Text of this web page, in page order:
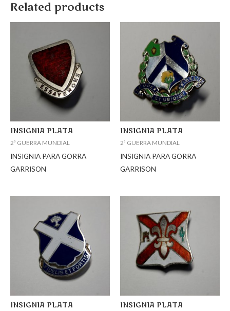
Related products
INSIGNIA PLATA
2ª GUERRA MUNDIAL
INSIGNIA PARA GORRA
GARRISON
INSIGNIA PLATA
2ª GUERRA MUNDIAL
INSIGNIA PARA GORRA
GARRISON
INSIGNIA PLATA INSIGNIA PLATA